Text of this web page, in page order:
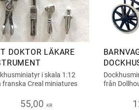
DOKTOR LÄKARE
i skala 1:12
franska Creal miniatures
55,00 KR
från